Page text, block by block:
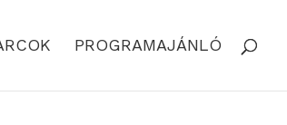
PROGRAMAJÁNLÓ